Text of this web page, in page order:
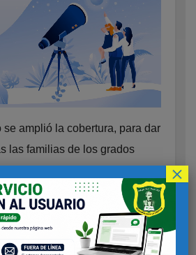
se amplió la cobertura, para dar
las familias de los grados
las sedes B (Sede Nazareth),
san Pablo) y D (Sede
×